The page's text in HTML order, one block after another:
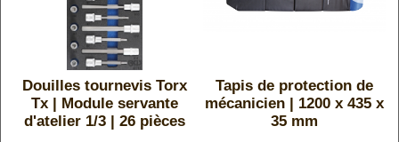
Douilles tournevis Torx
Tx | Module servante
d'atelier 1/3 | 26 pièces
Tapis de protection de
mécanicien | 1200 x 435 x
35 mm